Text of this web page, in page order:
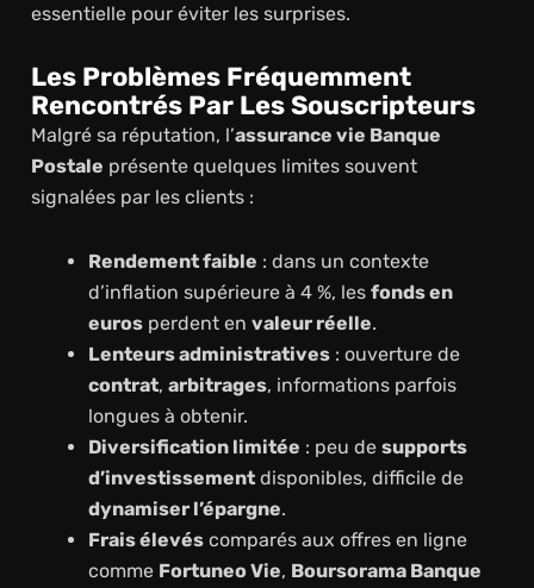
essentielle pour éviter les surprises.
Les Problèmes Fréquemment
Rencontrés Par Les Souscripteurs
Malgré sa réputation, l’assurance vie Banque
Postale présente quelques limites souvent
signalées par les clients :
Rendement faible : dans un contexte
d’inflation supérieure à 4 %, les fonds en
eurosperdent en valeur réelle.
Lenteurs administratives: ouverture de
contrat, arbitrages, informations parfois
longues à obtenir.
Diversification limitée : peu de supports
d’investissementdisponibles, difficile de
dynamiser l’épargne.
Frais élevéscomparés aux offres en ligne
comme Fortuneo Vie, Boursorama Banque